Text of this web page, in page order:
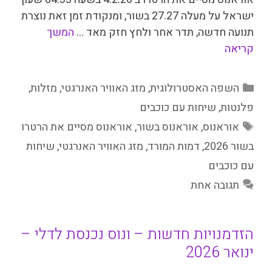
ישראל על מעלה 27.27 בשור, ומנקודת זמן זאת נוצרת
תנועה חדשה, תדר אחר ולחץ חזק מאד … המשך
קריאה
קטגוריות
השפה האסטרולוגית,מזג האוויר האנרגטי,מזלות,
פלנטות,שיחות עם כוכבים
תגיות
אוראנוס,אוראנוס בשור,אוראנוס מסיים את הרטרו
בשור 2026
,דמות המורד,מזג האוויר האנרגטי,שיחות
עם כוכבים
תגובה אחת
הזדמנויות חדשות – ונוס נכנסת לדלי –
ינואר 2026